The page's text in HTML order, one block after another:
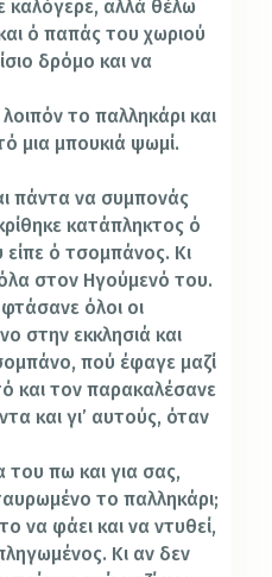
καλόγερε, αλλά θέλω
ό παπάς του χωριού
δρόμο και να
το παλληκάρι και
μια μπουκιά ψωμί.
πάντα να συμπονάς
κατάπληκτος ό
ό τσομπάνος. Κι
στον Ηγούμενό του.
όλοι οι
στην εκκλησιά και
πού έφαγε μαζί
και τον παρακαλέσανε
και γι’ αυτούς, όταν
πω και για σας,
το παλληκάρι;
να φάει και να ντυθεί,
Κι αν δεν